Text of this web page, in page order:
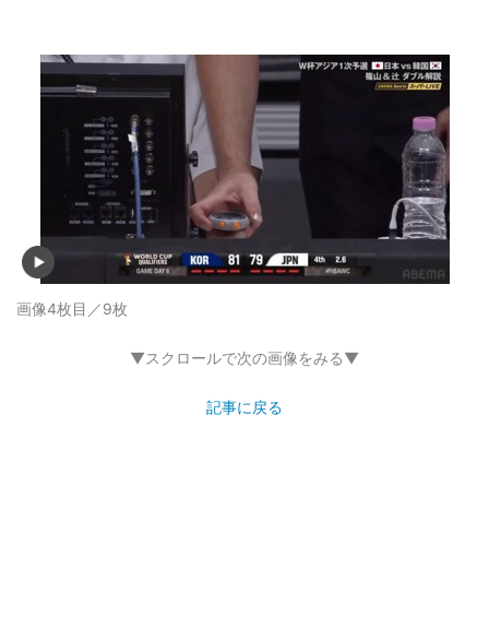
画像4枚目／9枚
▼スクロールで次の画像をみる▼
記事に戻る